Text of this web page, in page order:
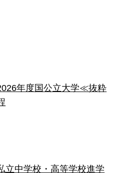
年度国公立大学≪抜粋
立中学校・高等学校進学